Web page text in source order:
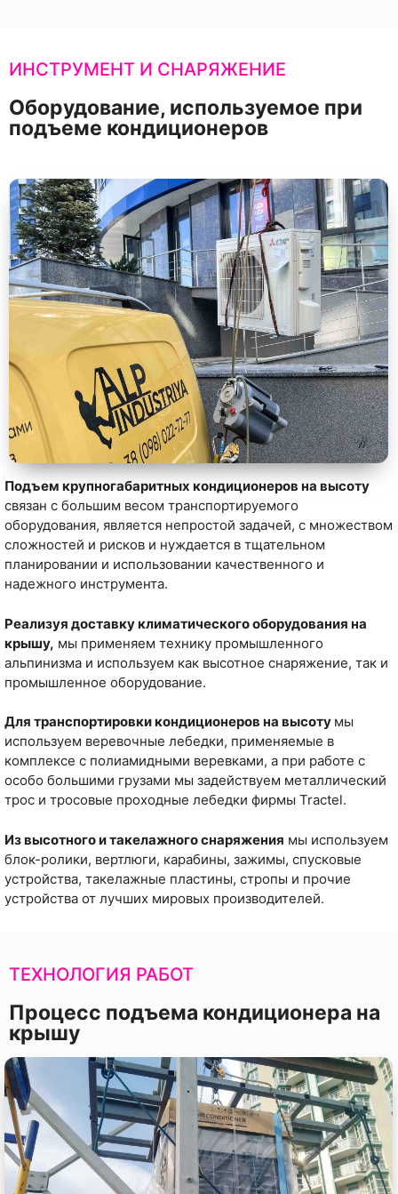
ИНСТРУМЕНТ И СНАРЯЖЕНИЕ
Оборудование, используемое при
подъеме кондиционеров
Подъем крупногабаритных кондиционеров на высоту
связан с большим весом транспортируемого
оборудования, является непростой задачей, с множеством
сложностей и рисков и нуждается в тщательном
планировании и использовании качественного и
надежного инструмента.
Реализуя доставку климатического оборудования на
крышу, мы применяем технику промышленного
альпинизма и используем как высотное снаряжение, так и
промышленное оборудование.
Для транспортировки кондиционеров на высоту мы
используем веревочные лебедки, применяемые в
комплексе с полиамидными веревками, а при работе с
особо большими грузами мы задействуем металлический
трос и тросовые проходные лебедки фирмы Tractel.
Из высотного и такелажного снаряжения мы используем
блок-ролики, вертлюги, карабины, зажимы, спусковые
устройства, такелажные пластины, стропы и прочие
устройства от лучших мировых производителей.
ТЕХНОЛОГИЯ РАБОТ
Процесс подъема кондиционера на
крышу